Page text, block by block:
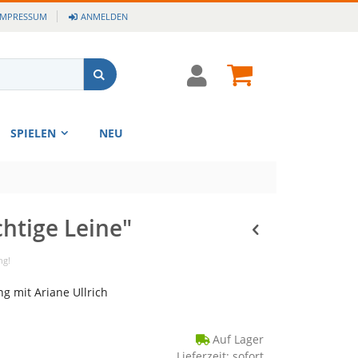
ANMELDEN
Suche Cart
SPIELEN NEU
Leine"
mit Ariane Ullrich
Auf Lager